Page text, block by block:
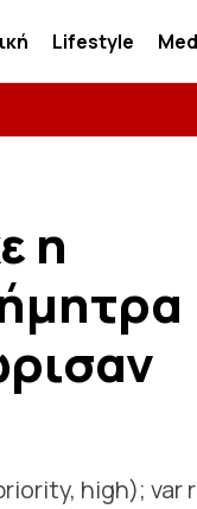
Lifestyle
η
high); var r